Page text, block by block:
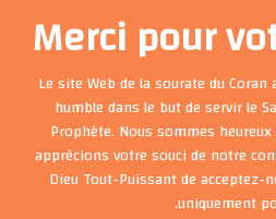
Merci pour
Le site Web de la sourate du
humble dans le but de servir le
Prophète. Nous sommes
apprécions votre souci de notre
Dieu Tout-Puissant de
uniquement